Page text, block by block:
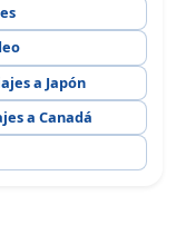
a Japón
a Canadá